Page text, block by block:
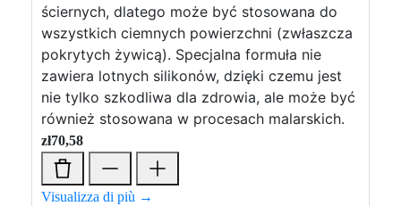
ściernych, dlatego może być stosowana do
wszystkich ciemnych powierzchni (zwłaszcza
pokrytych żywicą). Specjalna formuła nie
zawiera lotnych silikonów, dzięki czemu jest
nie tylko szkodliwa dla zdrowia, ale może być
również stosowana w procesach malarskich.
zł70,58
Visualizza di più →